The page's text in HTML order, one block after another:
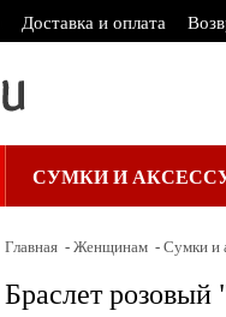
Доставка и оплата
СУМКИ И
Главная Женщинам Сумки и
Браслет розовый